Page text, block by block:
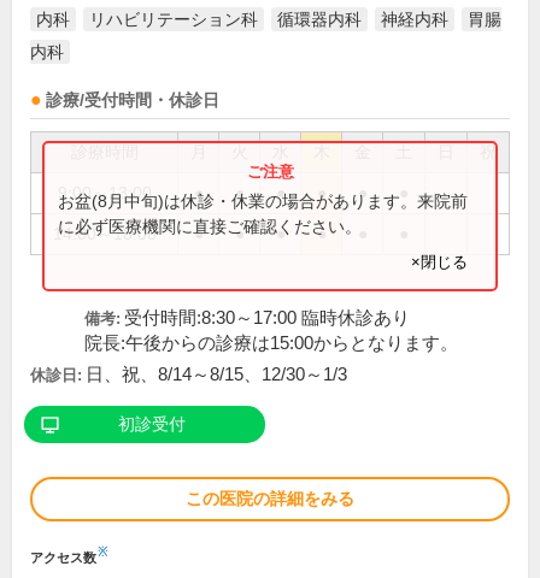
内科 リハビリテーション科 循環器内科 神経内科
胃腸
内科
診療/受付時間・休診日
祝
9:00～13:00 ● ● ● ● ●
14:00～18:00 ● ● ● ●
お盆(8月中旬)は休診・休業の場合があります。来院前
に必ず医療機関に直接ご確認ください。
×閉じる
備考: 受付時間:8:30～17:00 臨時休診あり
院長:午後からの診療は15:00からとなります。
休診日: 日、祝、8/14～8/15、12/30～1/3
初診受付
この医院の詳細をみる
アクセス数※